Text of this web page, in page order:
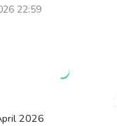
22:59
2026